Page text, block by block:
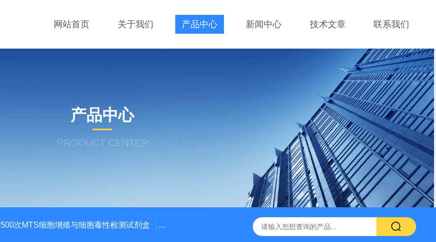
网站首页 关于我们 产品中心 新闻中心 技术文章 联系我们
产品中心
PRODUCT CENTER
500次MTS细胞增殖与细胞毒性检测试剂盒 48t/96t国产ELISA试剂盒,免费代测